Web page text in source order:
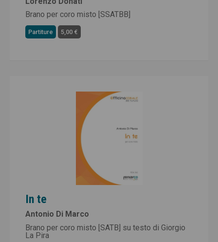
Brano per coro misto [SSATBB]
Partiture 5,00 €
In te
Antonio Di Marco
Brano per coro misto [SATB] su testo di Giorgio
La Pira